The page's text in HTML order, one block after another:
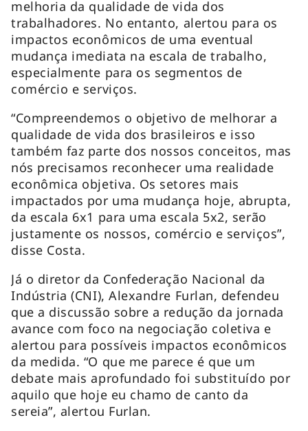
melhoria da qualidade de vida dos
trabalhadores. No entanto, alertou para os
impactos econômicos de uma eventual
mudança imediata na escala de trabalho,
especialmente para os segmentos de
comércio e serviços.
“Compreendemos o objetivo de melhorar a
qualidade de vida dos brasileiros e isso
também faz parte dos nossos conceitos, mas
nós precisamos reconhecer uma realidade
econômica objetiva. Os setores mais
impactados por uma mudança hoje, abrupta,
da escala 6x1 para uma escala 5x2, serão
justamente os nossos, comércio e serviços”,
disse Costa.
Já o diretor da Confederação Nacional da
Indústria (CNI), Alexandre Furlan, defendeu
que a discussão sobre a redução da jornada
avance com foco na negociação coletiva e
alertou para possíveis impactos econômicos
da medida. “O que me parece é que um
debate mais aprofundado foi substituído por
aquilo que hoje eu chamo de canto da
sereia”, alertou Furlan.